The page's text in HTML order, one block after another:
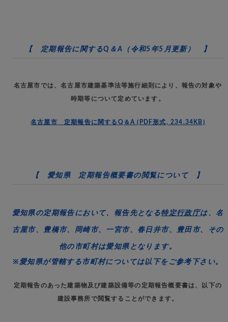
【 定期報告に関するQ＆A（令和5年5月更新） 】
名古屋市では、名古屋市建築基準法等施行細則により、報告の対象や
時期等について定めています。
名古屋市 定期報告に関するQ＆A (PDF形式, 234.34KB)
【 愛知県 定期報告概要書の閲覧について 】
愛知県の定期報告において、報告先となる特定行政庁は、 名
古屋市、豊橋市、岡崎市、一宮市、春日井市、豊田市、その
他の市町村は愛知県 となります。
※愛知県が管轄する市町村については以下をご参考下さい。
定期報告のあった建築物及び建築設備等の定期報告概要書は、以下の
建設事務所で閲覧することができます。